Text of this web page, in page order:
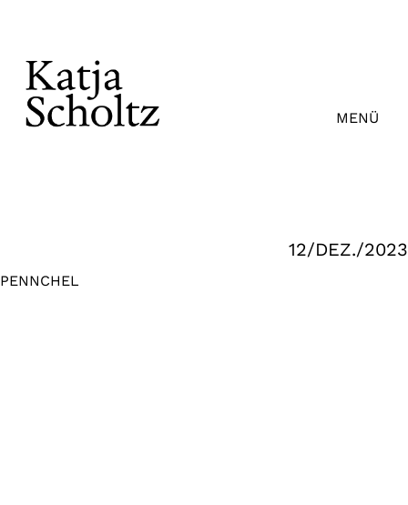
MENÜ
12/DEZ./2023
PENNCHEL